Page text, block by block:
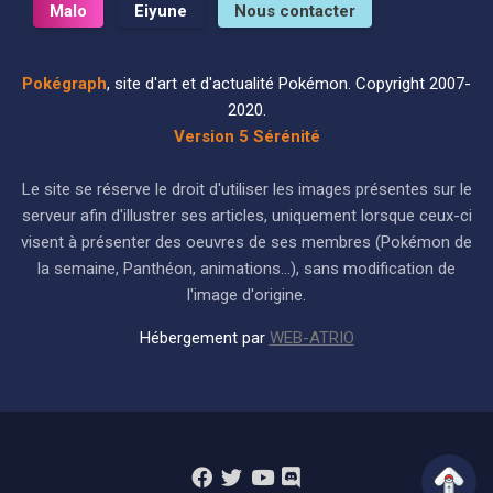
Malo Eiyune Nous contacter
Pokégraph, site d'art et d'actualité Pokémon. Copyright 2007-
2020.
Version 5 Sérénité
Le site se réserve le droit d'utiliser les images présentes sur le
serveur afin d'illustrer ses articles, uniquement lorsque ceux-ci
visent à présenter des oeuvres de ses membres (Pokémon de
la semaine, Panthéon, animations...), sans modification de
l'image d'origine.
Hébergement par WEB-ATRIO